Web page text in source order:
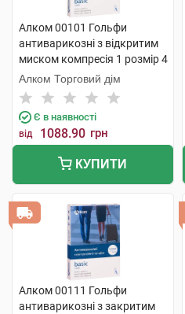
Алком 00101 Гольфи
антиварикозні з відкритим
миском компресія 1 розмір 4
бежевий 1 пара
Алком Торговий дім
Є в наявності
від 1088.90 грн
КУПИТИ
Алком 00111 Гольфи
антиварикозні з закритим